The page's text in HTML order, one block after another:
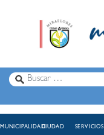
MUNICIPALIDADCIUDAD SERVICIOS